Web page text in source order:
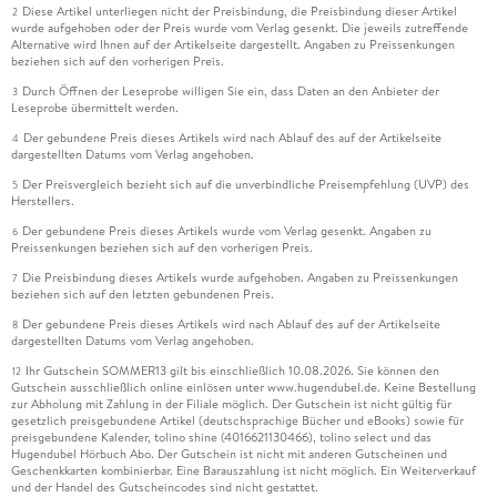
2 Diese Artikel unterliegen nicht der Preisbindung, die Preisbindung dieser Artikel
wurde aufgehoben oder der Preis wurde vom Verlag gesenkt. Die jeweils zutreffende
Alternative wird Ihnen auf der Artikelseite dargestellt. Angaben zu Preissenkungen
beziehen sich auf den vorherigen Preis.
3 Durch Öffnen der Leseprobe willigen Sie ein, dass Daten an den Anbieter der
Leseprobe übermittelt werden.
4 Der gebundene Preis dieses Artikels wird nach Ablauf des auf der Artikelseite
dargestellten Datums vom Verlag angehoben.
5 Der Preisvergleich bezieht sich auf die unverbindliche Preisempfehlung (UVP) des
Herstellers.
6 Der gebundene Preis dieses Artikels wurde vom Verlag gesenkt. Angaben zu
Preissenkungen beziehen sich auf den vorherigen Preis.
7 Die Preisbindung dieses Artikels wurde aufgehoben. Angaben zu Preissenkungen
beziehen sich auf den letzten gebundenen Preis.
8 Der gebundene Preis dieses Artikels wird nach Ablauf des auf der Artikelseite
dargestellten Datums vom Verlag angehoben.
12 Ihr Gutschein SOMMER13 gilt bis einschließlich 10.08.2026. Sie können den
Gutschein ausschließlich online einlösen unter www.hugendubel.de. Keine Bestellung
zur Abholung mit Zahlung in der Filiale möglich. Der Gutschein ist nicht gültig für
gesetzlich preisgebundene Artikel (deutschsprachige Bücher und eBooks) sowie für
preisgebundene Kalender, tolino shine (4016621130466), tolino select und das
Hugendubel Hörbuch Abo. Der Gutschein ist nicht mit anderen Gutscheinen und
Geschenkkarten kombinierbar. Eine Barauszahlung ist nicht möglich. Ein Weiterverkauf
und der Handel des Gutscheincodes sind nicht gestattet.